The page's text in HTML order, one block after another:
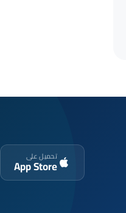
تحميل على
App Store